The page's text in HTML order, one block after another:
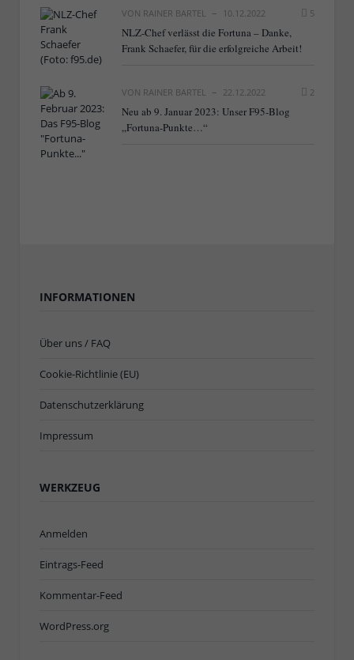
VON RAINER BARTEL 10.12.2022 5
NLZ-Chef verlässt die Fortuna – Danke,
Frank Schaefer, für die erfolgreiche Arbeit!
VON RAINER BARTEL 22.12.2022 2
Neu ab 9. Januar 2023: Unser F95-Blog
„Fortuna-Punkte…“
INFORMATIONEN
Über uns / FAQ
Cookie-Richtlinie (EU)
Datenschutzerklärung
Impressum
WERKZEUG
Anmelden
Eintrags-Feed
Kommentar-Feed
WordPress.org